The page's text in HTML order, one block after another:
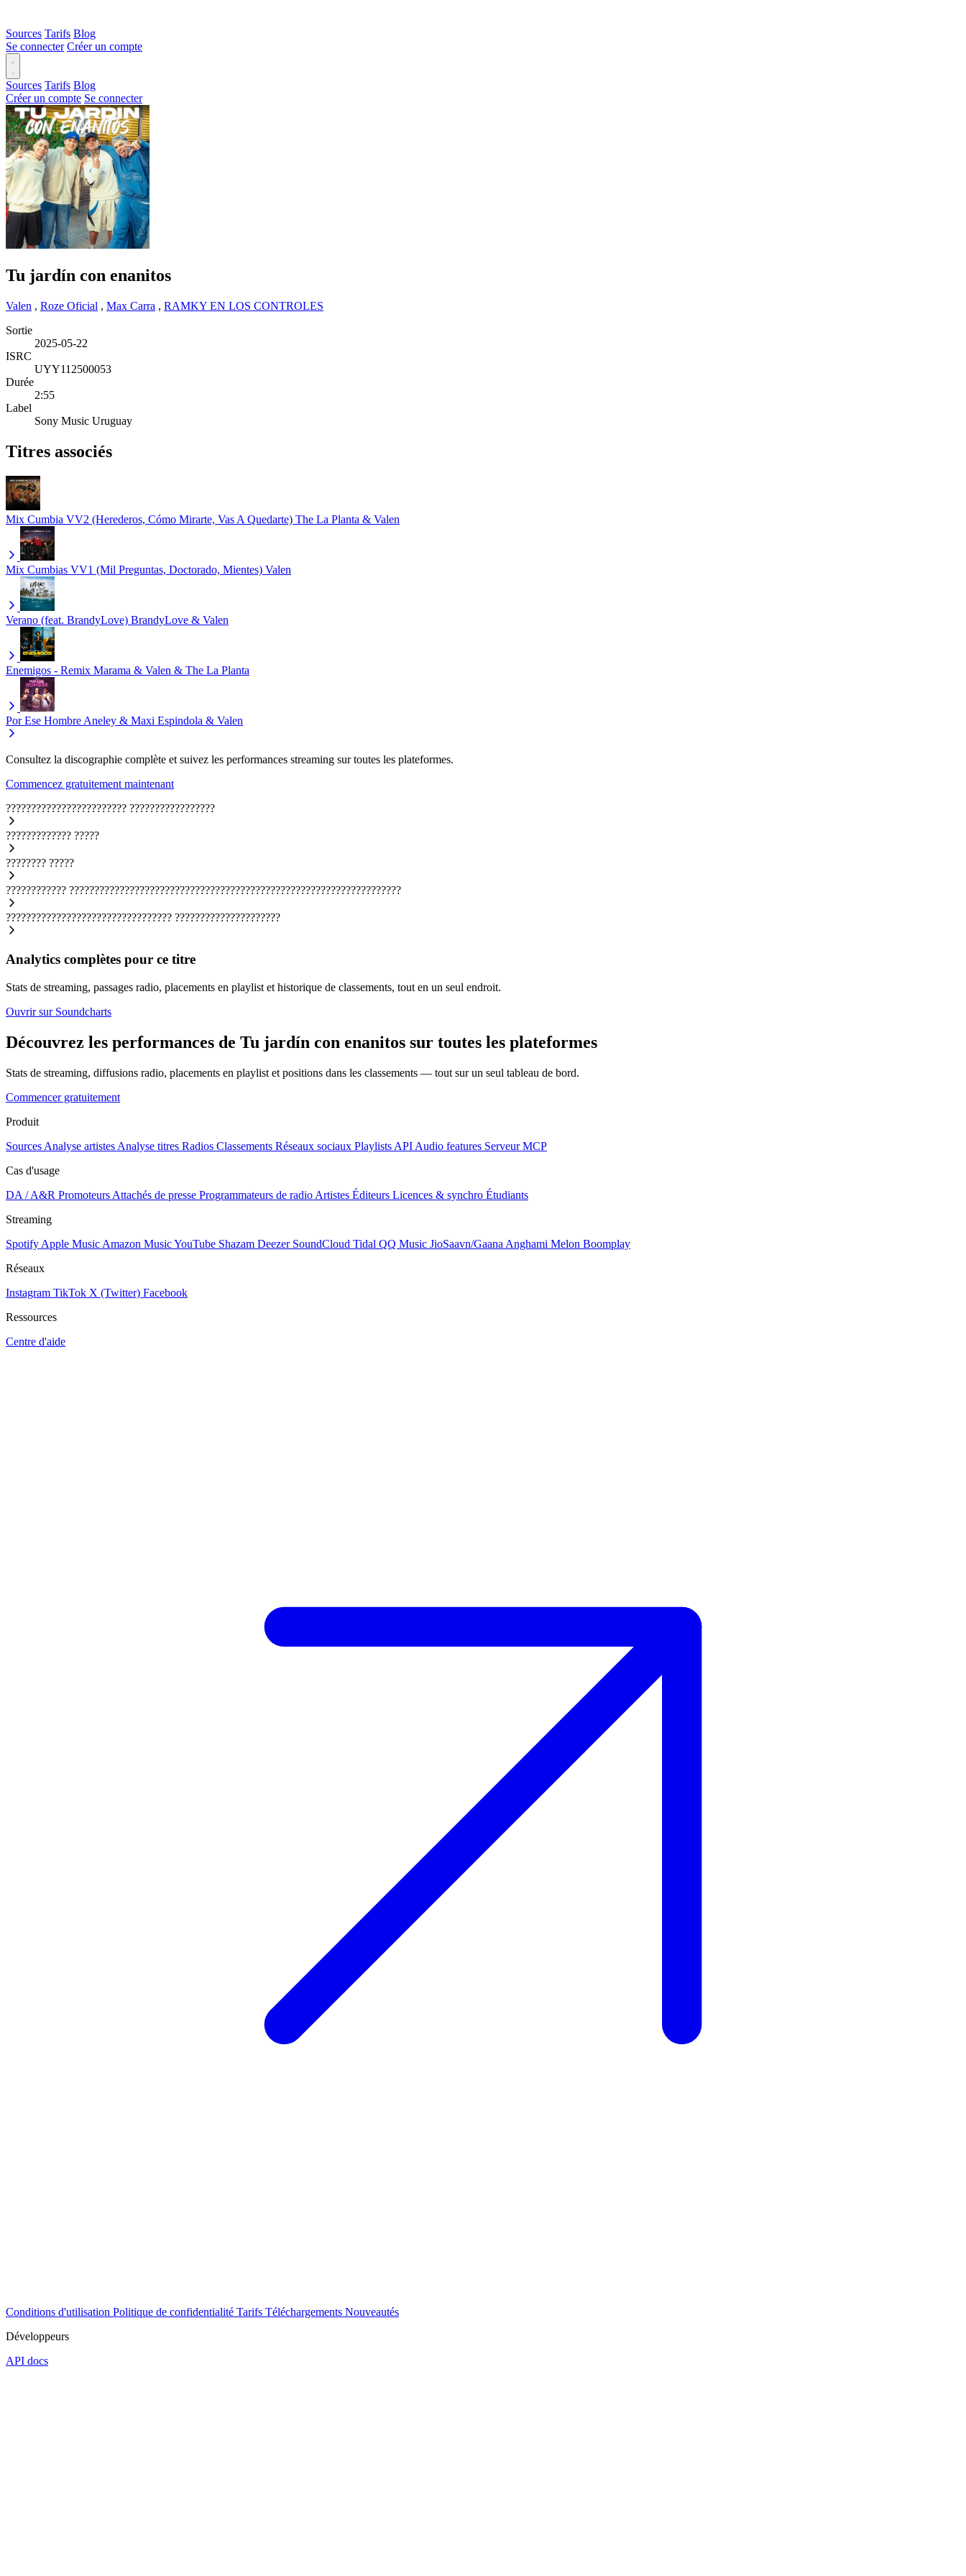
Sources Tarifs Blog
Se connecter Créer un compte
Sources Tarifs Blog
Créer un compte Se connecter
Tu jardín con enanitos
Valen , Roze Oficial , Max Carra , RAMKY EN LOS CONTROLES
Sortie
2025-05-22
ISRC
UYY112500053
Durée
2:55
Label
Sony Music Uruguay
Titres associés
Mix Cumbia VV2 (Herederos, Cómo Mirarte, Vas A Quedarte) The La Planta & Valen
Mix Cumbias VV1 (Mil Preguntas, Doctorado, Mientes) Valen
Verano (feat. BrandyLove) BrandyLove & Valen
Enemigos - Remix Marama & Valen & The La Planta
Por Ese Hombre Aneley & Maxi Espindola & Valen
Consultez la discographie complète et suivez les performances streaming sur toutes les plateformes.
Commencez gratuitement maintenant
???????????????????????? ?????????????????
????????????? ?????
???????? ?????
???????????? ??????????????????????????????????????????????????????????????????
????????????????????????????????? ?????????????????????
Analytics complètes pour ce titre
Stats de streaming, passages radio, placements en playlist et historique de classements, tout en un seul endroit.
Ouvrir sur Soundcharts
Découvrez les performances de Tu jardín con enanitos sur toutes les plateformes
Stats de streaming, diffusions radio, placements en playlist et positions dans les classements — tout sur un seul tableau de bord.
Commencer gratuitement
Produit
Sources Analyse artistes Analyse titres Radios Classements Réseaux sociaux Playlists API Audio features Serveur MCP
Cas d'usage
DA / A&R Promoteurs Attachés de presse Programmateurs de radio Artistes Éditeurs Licences & synchro Étudiants
Streaming
Spotify Apple Music Amazon MusicYouTube Shazam Deezer SoundCloud Tidal QQ Music JioSaavn/Gaana Anghami Melon Boomplay
Réseaux
Instagram TikTok X (Twitter) Facebook
Ressources
Centre d'aide
Conditions d'utilisation Politique de confidentialité Tarifs Téléchargements Nouveautés
Développeurs
API docs